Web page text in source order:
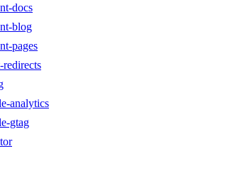
docs
blog
pages
analytics
gtag